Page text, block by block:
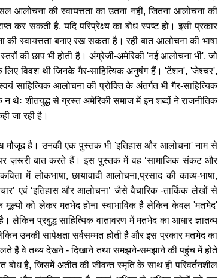
आलोचना की स्वायत्तता का उतना नहीं, जितना आलोचना की
कर सकती है, यदि परिप्रेक्ष्य का बोध स्पष्ट हो। इसी प्रकार
स्वायत्तता बनाए रख सकता है। रही बात आलोचना की भाषा
की छाप भी होती है। अंग्रेजी-अमेरिकी 'नई आलोचना भी', जो
लिए विवश थी जिनके गैर-साहित्यिक अनुषंग हैं। 'टेंशन', 'जेश्चर',
साहित्यिक आलोचना की प्रोक्ति के अंतर्गत भी गैर-साहित्यिक
न थेः शीतयुद्ध से ग्रस्त अमेरिकी समाज में इन शब्दों ने राजनीतिक
जा रही है।
मौजूद है। उनकी एक पुस्तक भी 'इतिहास और आलोचना' नाम से
ज़रूरी बात करते हैं। इस पुस्तक में वह ‘सामाजिक संकट और
में लोकभाषा, छायावादी आलोचना,प्रसाद की काव्य-भाषा,
एवं ‘इतिहास और आलोचना’ जैसे वैचारिक -तार्किक लेखों से
मूल्यों को लेकर मतभेद होना स्वाभाविक है लेकिन केवल 'मतभेद'
लेकिन प्रबुद्ध साहित्यिक वातावरण में मतभेद का आधार ज्ञातव्य
उनकी सापेक्षता सर्वसम्मत होती है और इस प्रकार मतभेद का
हैं वे तथ्य देखने - दिखाने तथा समझने-समझाने की पहुंच में होते
बोध है, जिसमें अतीत की जीवन्त स्मृति के साथ ही परिवर्तनशील